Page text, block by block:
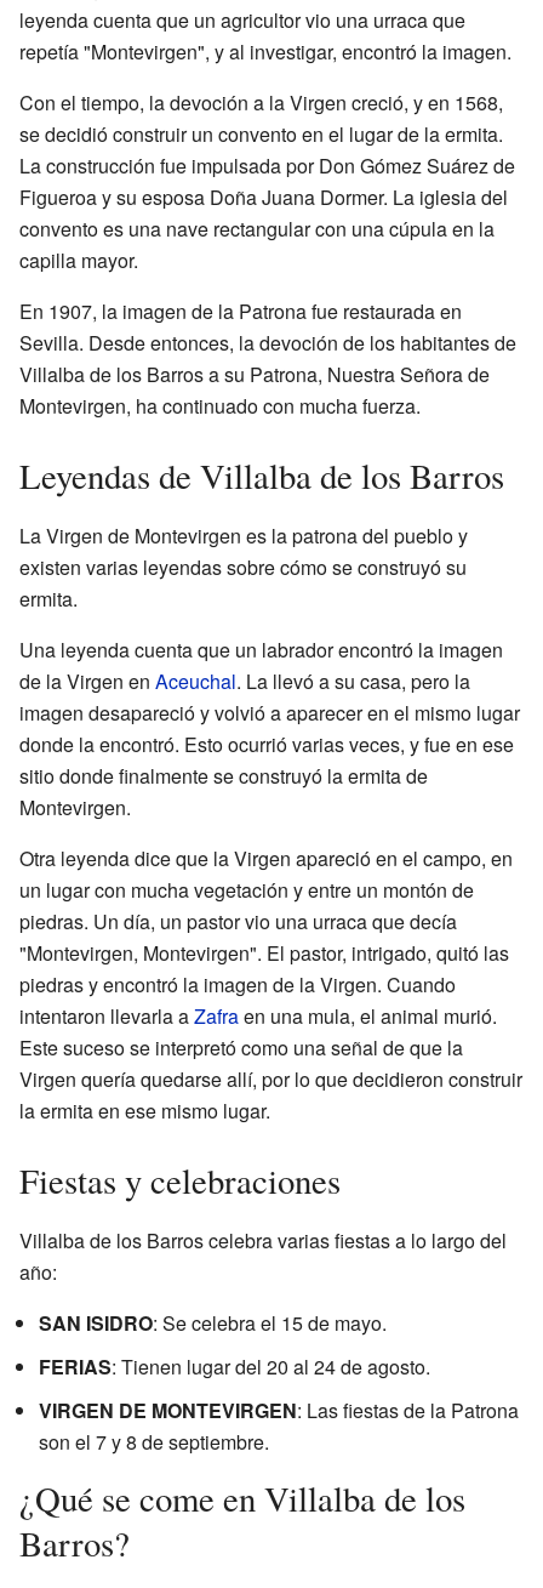
leyenda cuenta que un agricultor vio una urraca que
repetía "Montevirgen", y al investigar, encontró la imagen.
Con el tiempo, la devoción a la Virgen creció, y en 1568,
se decidió construir un convento en el lugar de la ermita.
La construcción fue impulsada por Don Gómez Suárez de
Figueroa y su esposa Doña Juana Dormer. La iglesia del
convento es una nave rectangular con una cúpula en la
capilla mayor.
En 1907, la imagen de la Patrona fue restaurada en
Sevilla. Desde entonces, la devoción de los habitantes de
Villalba de los Barros a su Patrona, Nuestra Señora de
Montevirgen, ha continuado con mucha fuerza.
Leyendas de Villalba de los Barros
La Virgen de Montevirgen es la patrona del pueblo y
existen varias leyendas sobre cómo se construyó su
ermita.
Una leyenda cuenta que un labrador encontró la imagen
de la Virgen en Aceuchal. La llevó a su casa, pero la
imagen desapareció y volvió a aparecer en el mismo lugar
donde la encontró. Esto ocurrió varias veces, y fue en ese
sitio donde finalmente se construyó la ermita de
Montevirgen.
Otra leyenda dice que la Virgen apareció en el campo, en
un lugar con mucha vegetación y entre un montón de
piedras. Un día, un pastor vio una urraca que decía
"Montevirgen, Montevirgen". El pastor, intrigado, quitó las
piedras y encontró la imagen de la Virgen. Cuando
intentaron llevarla aZafraen una mula, el animal murió.
Este suceso se interpretó como una señal de que la
Virgen quería quedarse allí, por lo que decidieron construir
la ermita en ese mismo lugar.
Fiestas y celebraciones
Villalba de los Barros celebra varias fiestas a lo largo del
año:
SAN ISIDRO: Se celebra el 15 de mayo.
FERIAS: Tienen lugar del 20 al 24 de agosto.
VIRGEN DE MONTEVIRGEN: Las fiestas de la Patrona
son el 7 y 8 de septiembre.
¿Qué se come en Villalba de los
Barros?